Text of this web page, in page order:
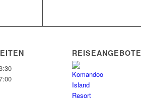
REISEANGEBOTE